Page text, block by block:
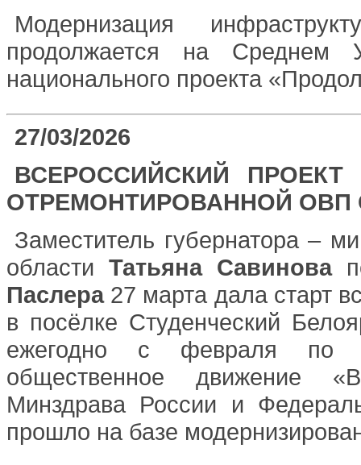
Модернизация
продолжается на Среднем
национального проекта
27/03/2026
ВСЕРОССИЙСКИЙ
ОТРЕМОНТИРОВАННОЙ ОВП
Заместитель губернатора –
области Татьяна Савинова
Паслера27 марта дала старт
в посёлке Студенческий
ежегодно с февраля по
общественное движение
Минздрава России и
прошло на базе